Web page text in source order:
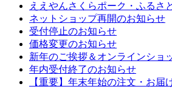
ええやんさくらポーク・ふるさ
ネットショップ再開のお知らせ
受付停止のお知らせ
価格変更のお知らせ
新年のご挨拶＆オンラインショ
年内受付終了のお知らせ
【重要】年末年始の注文・お届